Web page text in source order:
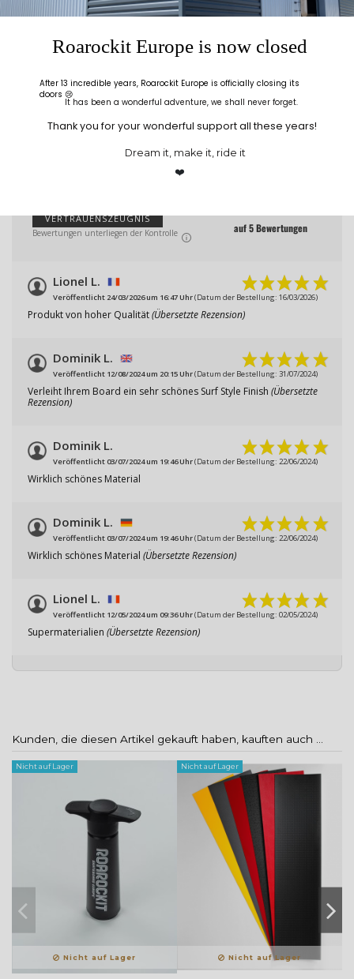
Reviews
Kunden-Bewertungen
BEWERTUNGEN ZU DIESEM PRODUKT
VERTRAUENSZEUGNIS
Bewertungen unterliegen der Kontrolle auf 5 Bewertungen
Lionel L.
Veröffentlicht 24/03/2026 um 16:47 Uhr(Datum der Bestellung: 16/03/2026)
Produkt von hoher Qualität(Übersetzte Rezension)
Dominik L.
Veröffentlicht 12/08/2024 um 20:15 Uhr(Datum der Bestellung: 31/07/2024)
Verleiht Ihrem Board ein sehr schönes Surf Style Finish (Übersetzte
Rezension)
Dominik L.
Veröffentlicht 03/07/2024 um 19:46 Uhr(Datum der Bestellung: 22/06/2024)
Wirklich schönes Material
Dominik L.
Veröffentlicht 03/07/2024 um 19:46 Uhr(Datum der Bestellung: 22/06/2024)
Wirklich schönes Material (Übersetzte Rezension)
Lionel L.
Veröffentlicht 12/05/2024 um 09:36 Uhr(Datum der Bestellung: 02/05/2024)
Supermaterialien (Übersetzte Rezension)
Kunden, die diesen Artikel gekauft haben, kauften auch ...
Nicht auf Lager
Nicht auf Lager
Nicht auf Lager
Nicht auf Lager
Roarockit Europe is now closed
After 13 incredible years, Roarockit Europe is officially closing its
doors 😢
Thank you for your wonderful support all these years!
❤️
It has been a wonderful adventure, we shall never forget.
Dream it, make it, ride it